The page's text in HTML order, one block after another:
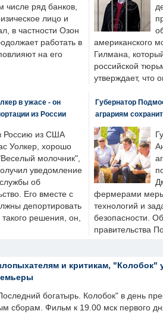
числе ряд банков,
лицо и
в частности Озон
работать в
на его
американского
Гилмана,
российской
утверждает, что
в ужасе - он
из России
Россию из США
Уолкер, хорошо
молочник",
уведомление
об
Его вместе с
депортировать
решения, он,
Губернатор
аграриям
фермерами
технологий и
безопасности.
правительства
и критикам, "Колобок"
богатырь. Колобок" в день
сборам. Фильм к 19.00 мск первого